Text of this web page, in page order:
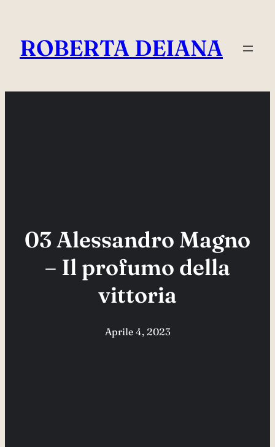
contenuto
ROBERTA DEIANA
03 Alessandro Magno
– Il profumo della
vittoria
Aprile 4, 2023